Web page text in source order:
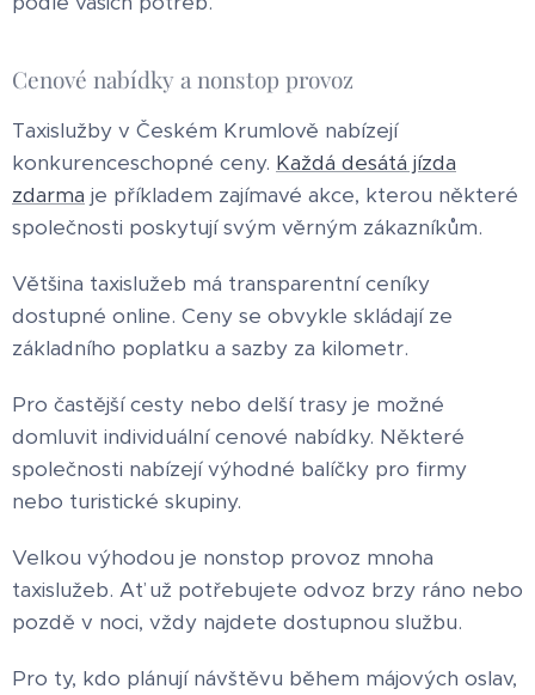
Cenové nabídky a nonstop provoz
Taxislužby v Českém Krumlově nabízejí
konkurenceschopné ceny. Každá desátá jízda
zdarma je příkladem zajímavé akce, kterou některé
společnosti poskytují svým věrným zákazníkům.
Většina taxislužeb má transparentní ceníky
dostupné online. Ceny se obvykle skládají ze
základního poplatku a sazby za kilometr.
Pro častější cesty nebo delší trasy je možné
domluvit individuální cenové nabídky. Některé
společnosti nabízejí výhodné balíčky pro firmy
nebo turistické skupiny.
Velkou výhodou je nonstop provoz mnoha
taxislužeb. Ať už potřebujete odvoz brzy ráno nebo
pozdě v noci, vždy najdete dostupnou službu.
Pro ty, kdo plánují návštěvu během májových oslav,